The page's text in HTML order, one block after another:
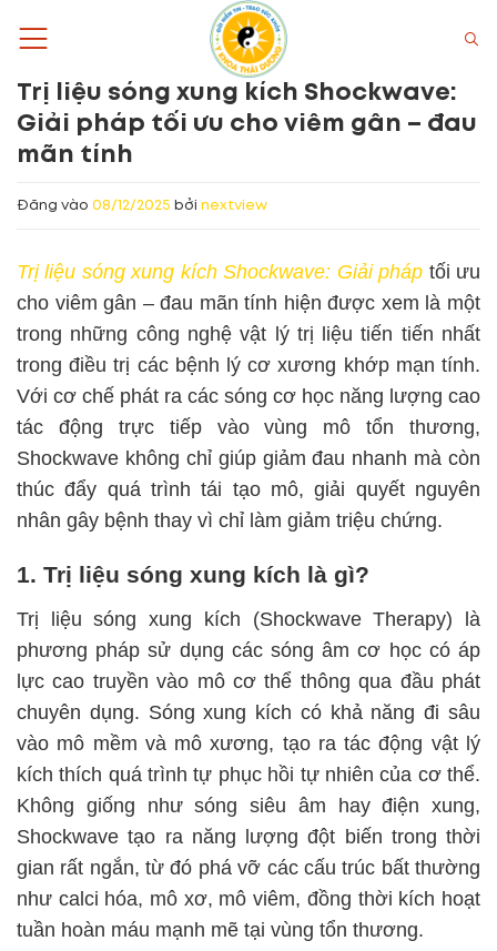
qua
dungTrị liệu sóng xung kích Shockwave:
Giải pháp tối ưu cho viêm gân – đau
mãn tính
Đăng vào 08/12/2025 bởi nextview
Trị liệu sóng xung kích Shockwave: Giải pháp tối ưu
cho viêm gân – đau mãn tính hiện được xem là một
trong những công nghệ vật lý trị liệu tiến tiến nhất
trong điều trị các bệnh lý cơ xương khớp mạn tính.
Với cơ chế phát ra các sóng cơ học năng lượng cao
tác động trực tiếp vào vùng mô tổn thương,
Shockwave không chỉ giúp giảm đau nhanh mà còn
thúc đẩy quá trình tái tạo mô, giải quyết nguyên
nhân gây bệnh thay vì chỉ làm giảm triệu chứng.
1. Trị liệu sóng xung kích là gì?
Trị liệu sóng xung kích (Shockwave Therapy) là
phương pháp sử dụng các sóng âm cơ học có áp
lực cao truyền vào mô cơ thể thông qua đầu phát
chuyên dụng. Sóng xung kích có khả năng đi sâu
vào mô mềm và mô xương, tạo ra tác động vật lý
kích thích quá trình tự phục hồi tự nhiên của cơ thể.
Không giống như sóng siêu âm hay điện xung,
Shockwave tạo ra năng lượng đột biến trong thời
gian rất ngắn, từ đó phá vỡ các cấu trúc bất thường
như calci hóa, mô xơ, mô viêm, đồng thời kích hoạt
tuần hoàn máu mạnh mẽ tại vùng tổn thương.